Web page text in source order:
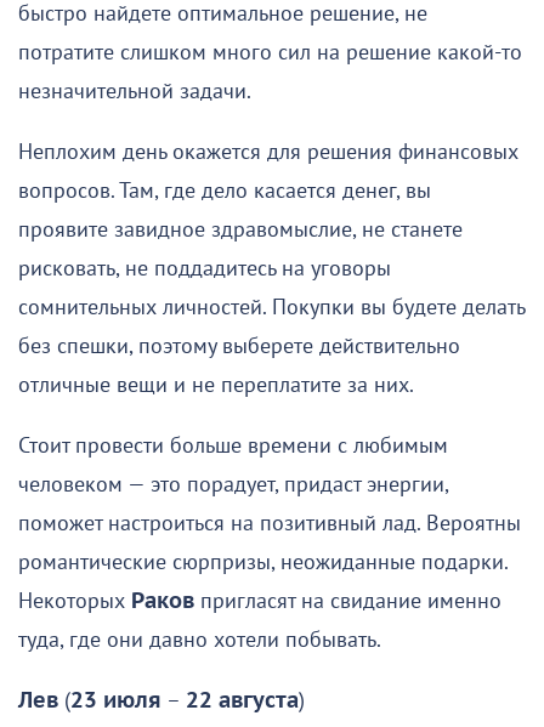
быстро найдете оптимальное решение, не
потратите слишком много сил на решение какой-то
незначительной задачи.
Неплохим день окажется для решения финансовых
вопросов. Там, где дело касается денег, вы
проявите завидное здравомыслие, не станете
рисковать, не поддадитесь на уговоры
сомнительных личностей. Покупки вы будете делать
без спешки, поэтому выберете действительно
отличные вещи и не переплатите за них.
Стоит провести больше времени с любимым
человеком — это порадует, придаст энергии,
поможет настроиться на позитивный лад. Вероятны
романтические сюрпризы, неожиданные подарки.
Некоторых Раков пригласят на свидание именно
туда, где они давно хотели побывать.
Лев (23 июля – 22 августа)